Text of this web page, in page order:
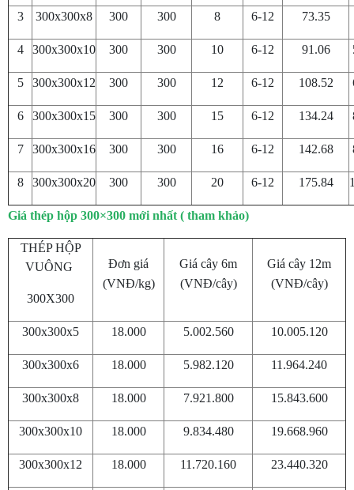
3 300x300x8 300 300 8 6-12 73.35
4 300x300x10 300 300 10 6-12 91.06
5 300x300x12 300 300 12 6-12 108.52
6 300x300x15 300 300 15 6-12 134.24
7 300x300x16 300 300 16 6-12 142.68
8 300x300x20 300 300 20 6-12 175.84
Giá thép hộp 300×300 mới nhất ( tham khảo)
THÉP HỘP
VUÔNG
300X300
Đơn giá
(VNĐ/kg)
Giá cây 6m
(VNĐ/cây)
Giá cây 12m
(VNĐ/cây)
300x300x5 18.000 5.002.560 10.005.120
300x300x6 18.000 5.982.120 11.964.240
300x300x8 18.000 7.921.800 15.843.600
300x300x10 18.000 9.834.480 19.668.960
300x300x12 18.000 11.720.160 23.440.320